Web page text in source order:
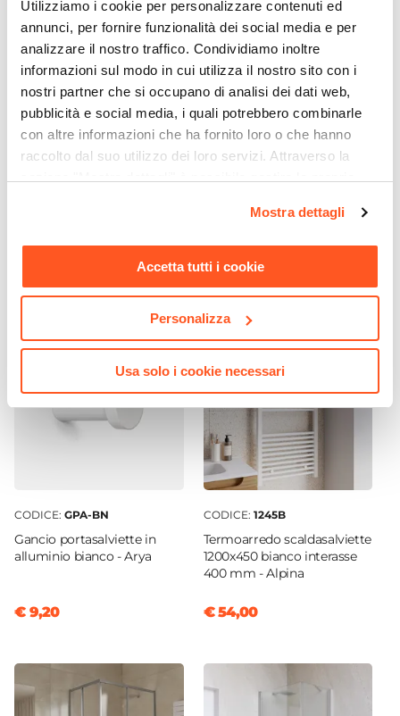
Utilizziamo i cookie per personalizzare contenuti ed
annunci, per fornire funzionalità dei social media e per
analizzare il nostro traffico. Condividiamo inoltre
informazioni sul modo in cui utilizza il nostro sito con i
nostri partner che si occupano di analisi dei dati web,
pubblicità e social media, i quali potrebbero combinarle
con altre informazioni che ha fornito loro o che hanno
raccolto dal suo utilizzo dei loro servizi. Attraverso la
momento. Per maggiori informazioni si invita a leggere la
Mostra dettagli
Accetta tutti i cookie
Personalizza
Usa solo i cookie necessari
Sì
Kit Fissaggio A Muro
Incluso
Colore
Nero
Caratteristiche
Struttura posteriore aperta|Guide Hettich
Cassetto sagomato per sifone
Incluso
Tipologia Lavabo
Integrato
Materiale Lavabo
Mineral composite
Colore Lavabo
Bianco
Finitura Lavabo
Dimensioni Vasca
54,2 x 30,4 cm
Profondità Vasca
Posizione Lavabo
Predisposizione Fori
h cm nero opaco - Anami
€ 196,01
CODICE: GPA-BN
Gancio portasalviette in
alluminio bianco - Arya
€ 9,20
CODICE: 1245B
Termoarredo scaldasalviette
1200x450 bianco interasse
400 mm - Alpina
€ 54,00